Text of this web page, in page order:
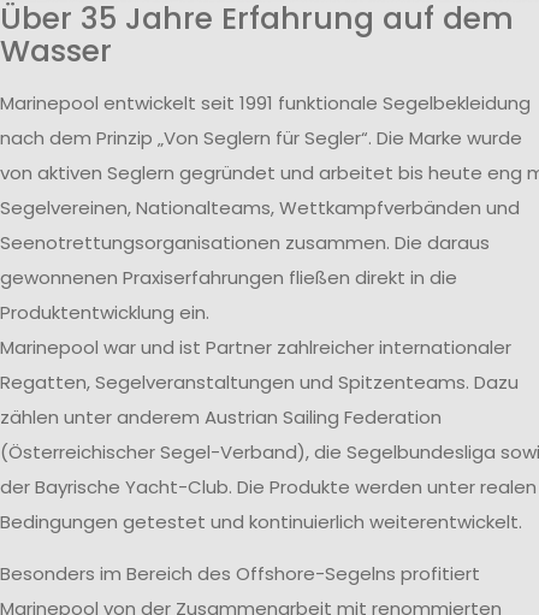
Über 35 Jahre Erfahrung auf dem
Wasser
Marinepool entwickelt seit 1991 funktionale Segelbekleidung
nach dem Prinzip „Von Seglern für Segler“. Die Marke wurde
von aktiven Seglern gegründet und arbeitet bis heute eng
Segelvereinen, Nationalteams, Wettkampfverbänden und
Seenotrettungsorganisationen zusammen. Die daraus
gewonnenen Praxiserfahrungen fließen direkt in die
Produktentwicklung ein.
Marinepool war und ist Partner zahlreicher internationaler
Regatten, Segelveranstaltungen und Spitzenteams. Dazu
zählen unter anderem Austrian Sailing Federation
(Österreichischer Segel-Verband), die Segelbundesliga
der Bayrische Yacht-Club. Die Produkte werden unter realen
Bedingungen getestet und kontinuierlich weiterentwickelt.
Besonders im Bereich des Offshore-Segelns profitiert
Marinepool von der Zusammenarbeit mit renommierten